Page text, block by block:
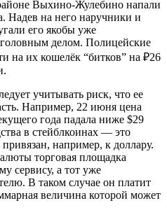
Выхино-Жулебино напали
Надев на него наручники и
его якобы уже
делом. Полицейские
на их кошелёк “битков” на ₽26
учитывать риск, что ее
Например, 22 июня цена
года падала ниже $29
в стейблкоинах — это
например, к доллару.
торговая площадка
сервису, а тот уже
В таком случае он платит
величина которой может